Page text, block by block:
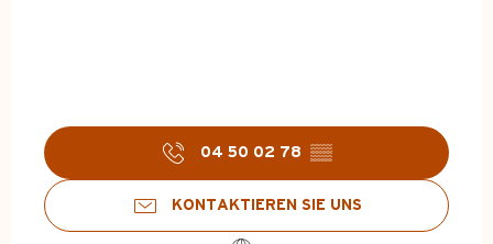
04 50 02 78 ▒▒
KONTAKTIEREN SIE UNS